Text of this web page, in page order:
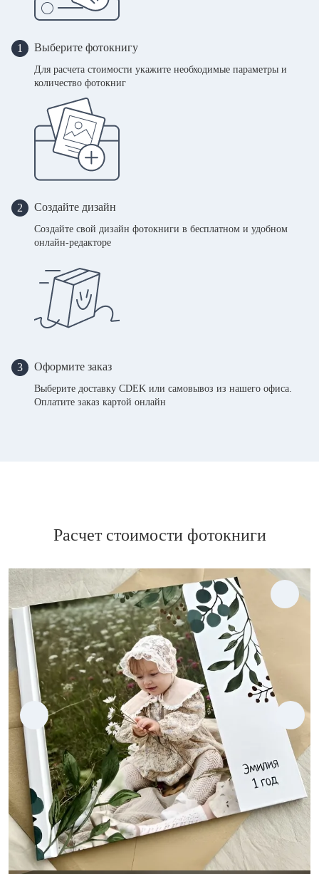
1 Выберите фотокнигу
Для расчета стоимости укажите необходимые параметры и
количество фотокниг
2 Создайте дизайн
Создайте свой дизайн фотокниги в бесплатном и удобном
онлайн-редакторе
3 Оформите заказ
Выберите доставку CDEK или самовывоз из нашего офиса.
Оплатите заказ картой онлайн
Расчет стоимости фотокниги